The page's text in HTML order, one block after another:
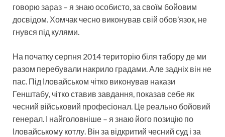
говорю зараз – я знаю особисто, за своїм бойовим
досвідом. Хомчак чесно виконував свій обов’язок, не
гнувся під кулями.
На початку серпня 2014 територію біля табору де ми
разом перебували накрило градами. Але задніх він не
пас. Під Іловайськом чітко виконував накази
Генштабу, чітко ставив завдання, показав себе як
чесний військовий професіонал. Це реально бойовий
генерал. І найголовніше – я знаю його позицію по
Іловайському котлу. Він за відкритий чесний суд і за